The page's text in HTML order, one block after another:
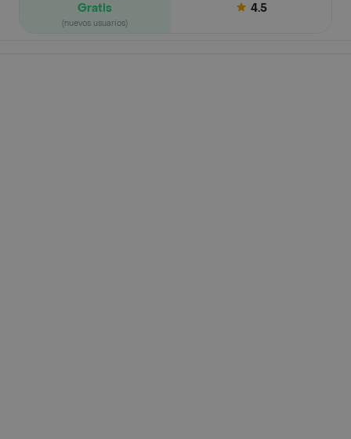
Gratis
(nuevos usuarios)
4.5